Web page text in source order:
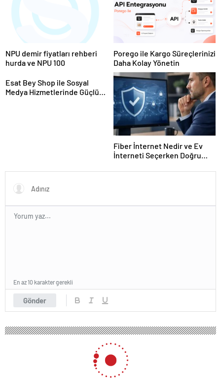
NPU demir fiyatları rehberi
hurda ve NPU 100
Porego ile Kargo Süreçlerinizi
Daha Kolay Yönetin
Esat Bey Shop ile Sosyal
Medya Hizmetlerinde Güçlü
Fiber İnternet Nedir ve Ev
İnterneti Seçerken Doğru
Gönder
En az 10 karakter gerekli